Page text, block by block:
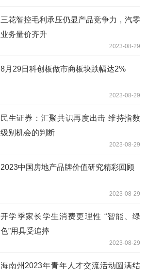
三花智控毛利承压仍显产品竞争力，汽零
业务量价齐升
2023-08-29
8月29日科创板做市商板块跌幅达2%
2023-08-29
民生证券：汇聚共识再度出击 维持指数
级别机会的判断
2023-08-29
2023中国房地产品牌价值研究精彩回顾
2023-08-29
开学季家长学生消费更理性 “智能、绿
色”用具受追捧
2023-08-29
海南州2023年青年人才交流活动圆满结